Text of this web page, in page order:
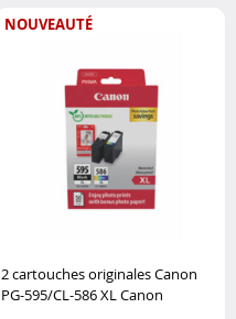
NOUVEAUTÉ
2 cartouches originales Canon
PG-595/CL-586 XL Canon